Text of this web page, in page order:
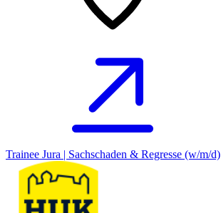
Trainee Jura | Sachschaden & Regresse (w/m/d)